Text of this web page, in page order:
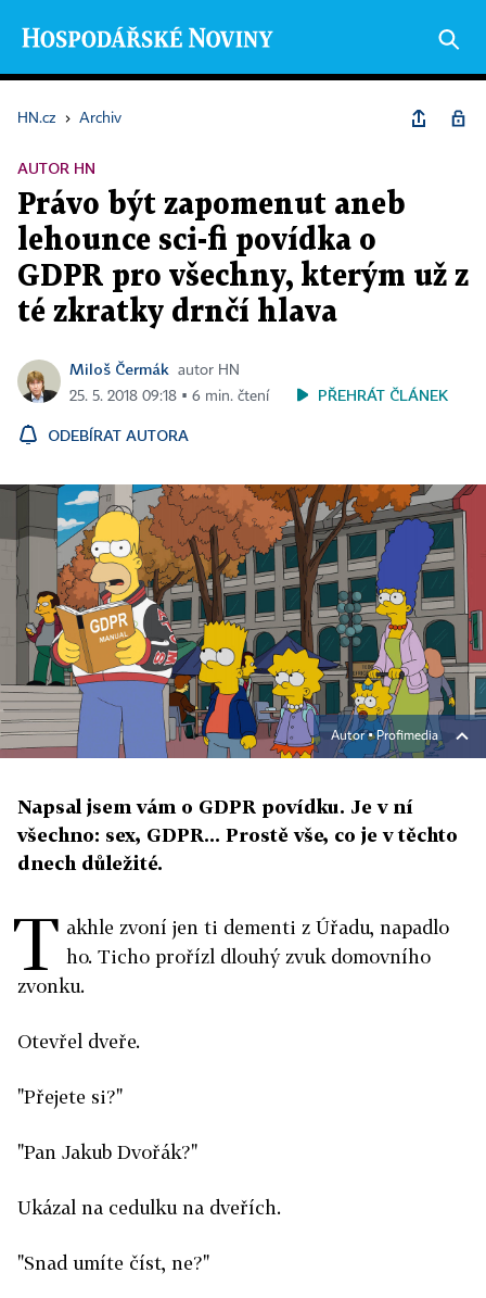
HN.cz › Archiv
AUTOR HN
Právo být zapomenut aneb
lehounce sci-fi povídka o
GDPR pro všechny, kterým už z
té zkratky drnčí hlava
Miloš Čermák
autor HN
25. 5. 2018 09:18 ▪ 6 min. čtení
PŘEHRÁT ČLÁNEK
ODEBÍRAT AUTORA
Autor ▪Profimedia
Napsal jsem vám o GDPR povídku. Je v ní
všechno: sex, GDPR... Prostě vše, co je v těchto
dnech důležité.
T akhle zvoní jen ti dementi z Úřadu, napadlo
ho. Ticho prořízl dlouhý zvuk domovního
zvonku.
Otevřel dveře.
"Přejete si?"
"Pan Jakub Dvořák?"
Ukázal na cedulku na dveřích.
"Snad umíte číst, ne?"